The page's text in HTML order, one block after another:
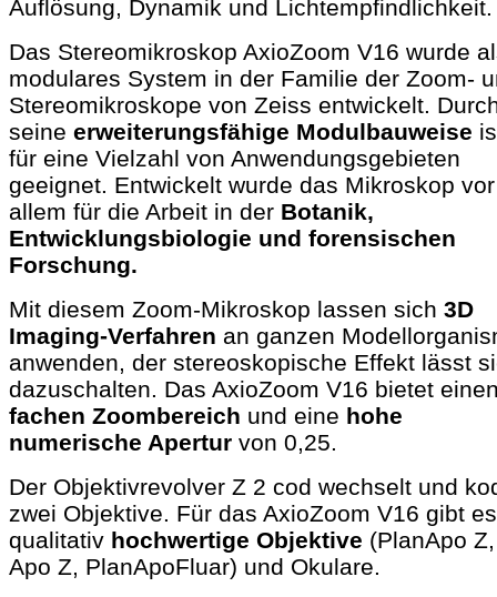
Auflösung, Dynamik und Lichtempfindlichkeit.
Das Stereomikroskop AxioZoom V16 wurde
modulares System in der Familie der Zoom-
Stereomikroskope von Zeiss entwickelt.
seine erweiterungsfähige Modulbauweise
für eine Vielzahl von Anwendungsgebieten
geeignet. Entwickelt wurde das Mikroskop vor
allem für die Arbeit in der Botanik,
Entwicklungsbiologie und forensischen
Forschung.
Mit diesem Zoom-Mikroskop lassen sich 3D
Imaging-Verfahren an ganzen
anwenden, der stereoskopische Effekt lässt
dazuschalten. Das AxioZoom V16 bietet
fachen Zoombereich und eine hohe
numerische Apertur von 0,25.
Der Objektivrevolver Z 2 cod wechselt und
zwei Objektive. Für das AxioZoom V16 gibt es
qualitativ hochwertige Objektive (PlanApo Z,
Apo Z, PlanApoFluar) und Okulare.